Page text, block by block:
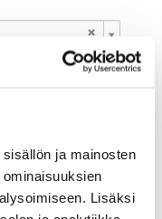
ja mainosten
Lisäksi
Rekisteröidy
ja
(*)